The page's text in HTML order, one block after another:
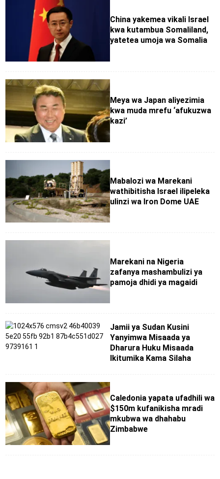
China yakemea vikali Israel
kwa kutambua Somaliland,
yatetea umoja wa Somalia
Meya wa Japan aliyezimia
kwa muda mrefu ‘afukuzwa
kazi’
Mabalozi wa Marekani
wathibitisha Israel ilipeleka
ulinzi wa Iron Dome UAE
Marekani na Nigeria
zafanya mashambulizi ya
pamoja dhidi ya magaidi
Jamii ya Sudan Kusini
Yanyimwa Misaada ya
Dharura Huku Misaada
Ikitumika Kama Silaha
Caledonia yapata ufadhili wa
$150m kufanikisha mradi
mkubwa wa dhahabu
Zimbabwe